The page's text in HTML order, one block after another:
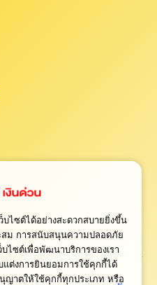
บไซต์ได้อย่างสะดวกสบายยิ่งขึ้น
สม การสนับสนุนความปลอดภัย
บไซต์เพื่อพัฒนาบริการของเรา
แต่งการยินยอมการใช้คุกกี้ได้
ญาตให้ใช้คุกกี้ทุกประเภท หรือ